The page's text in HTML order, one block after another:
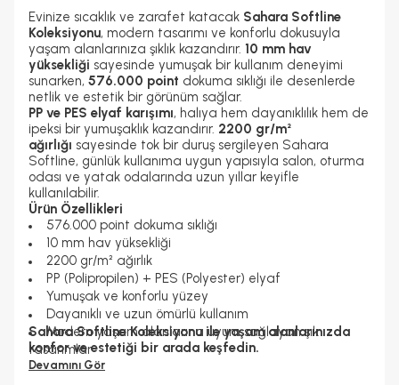
Evinize sıcaklık ve zarafet katacak Sahara Softline
Koleksiyonu, modern tasarımı ve konforlu dokusuyla
yaşam alanlarınıza şıklık kazandırır. 10 mm hav
yüksekliği sayesinde yumuşak bir kullanım deneyimi
sunarken, 576.000 point dokuma sıklığı ile desenlerde
netlik ve estetik bir görünüm sağlar.
PP ve PES elyaf karışımı, halıya hem dayanıklılık hem de
ipeksi bir yumuşaklık kazandırır. 2200 gr/m²
ağırlığı sayesinde tok bir duruş sergileyen Sahara
Softline, günlük kullanıma uygun yapısıyla salon, oturma
odası ve yatak odalarında uzun yıllar keyifle
kullanılabilir.
Ürün Özellikleri
576.000 point dokuma sıklığı
10 mm hav yüksekliği
2200 gr/m² ağırlık
PP (Polipropilen) + PES (Polyester) elyaf
Yumuşak ve konforlu yüzey
Dayanıklı ve uzun ömürlü kullanım
Modern yaşam alanlarına uyum sağlayan şık
tasarımlar
Sahara Softline Koleksiyonu ile yaşam alanlarınızda
konfor ve estetiği bir arada keşfedin.
Devamını Gör